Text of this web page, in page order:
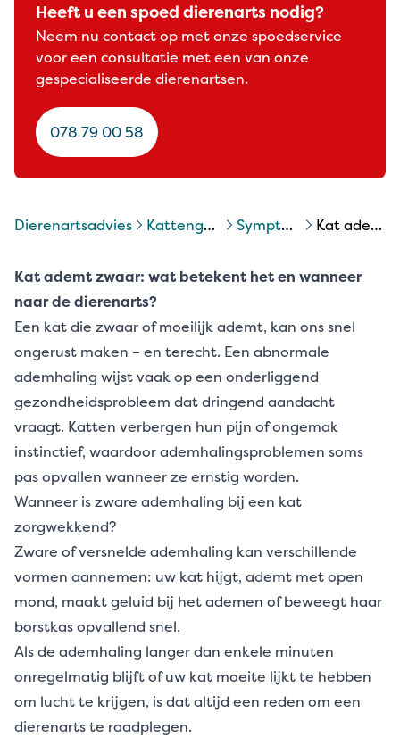
Heeft u een spoed dierenarts nodig?
Neem nu contact op met onze spoedservice
voor een consultatie met een van onze
gespecialiseerde dierenartsen.
078 79 00 58
Dierenartsadvies kattengezondheid symptomen kat kat ademt zwaar
Kat ademt zwaar: wat betekent het en wanneer
naar de dierenarts?
Een kat die zwaar of moeilijk ademt, kan ons snel
ongerust maken – en terecht. Een abnormale
ademhaling wijst vaak op een onderliggend
gezondheidsprobleem dat dringend aandacht
vraagt. Katten verbergen hun pijn of ongemak
instinctief, waardoor ademhalingsproblemen soms
pas opvallen wanneer ze ernstig worden.
Wanneer is zware ademhaling bij een kat
zorgwekkend?
Zware of versnelde ademhaling kan verschillende
vormen aannemen: uw kat hijgt, ademt met open
mond, maakt geluid bij het ademen of beweegt haar
borstkas opvallend snel.
Als de ademhaling langer dan enkele minuten
onregelmatig blijft of uw kat moeite lijkt te hebben
om lucht te krijgen, is dat altijd een reden om een
dierenarts te raadplegen.